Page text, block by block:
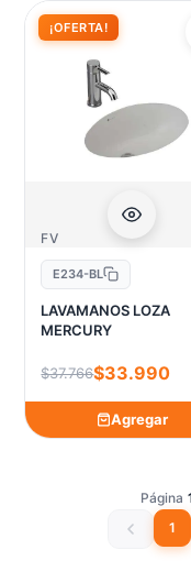
¡OFERTA!
FV
E234-BL
LAVAMANOS LOZA
MERCURY
$37.766$33.990
Agregar
Página
1